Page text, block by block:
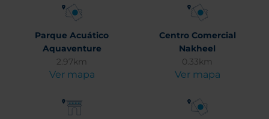
Parque Acuático
Aquaventure
2.97km
Ver mapa
Centro Comercial
Nakheel
0.33km
Ver mapa